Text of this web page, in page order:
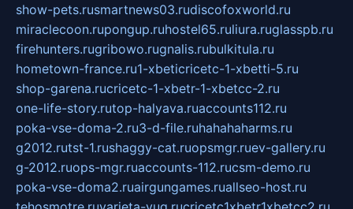
show-pets.rusmartnews03.rudiscofoxworld.ru
miraclecoon.rupongup.ruhostel65.ruliura.ruglasspb.ru
firehunters.rugribowo.rugnalis.rubulkitula.ru
hometown-france.ru1-xbeticricetc-1-xbetti-5.ru
shop-garena.rucricetc-1-xbetr-1-xbetcc-2.ru
one-life-story.rutop-halyava.ruaccounts112.ru
poka-vse-doma-2.ru3-d-file.ruhahahaharms.ru
g2012.rutst-1.rushaggy-cat.ruopsmgr.ruev-gallery.ru
g-2012.ruops-mgr.ruaccounts-112.rucsm-demo.ru
poka-vse-doma2.ruairgungames.ruallseo-host.ru